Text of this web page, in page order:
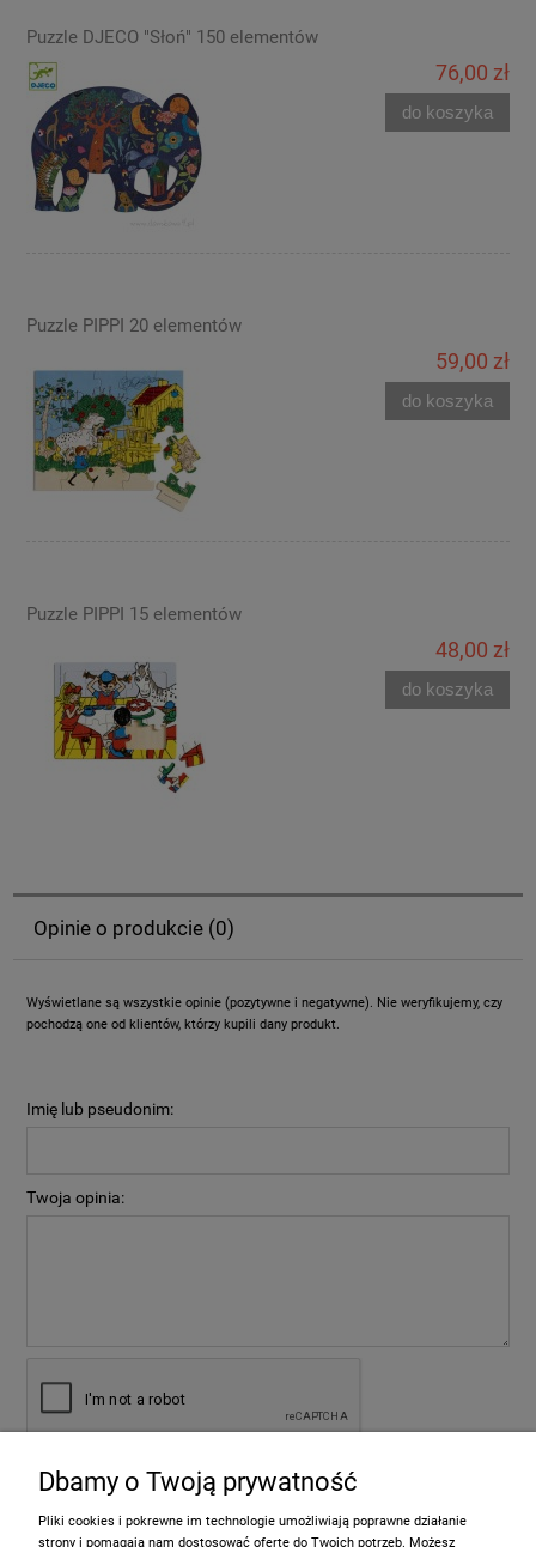
Puzzle DJECO "Słoń" 150 elementów
76,00 zł
do koszyka
Puzzle PIPPI 20 elementów
59,00 zł
do koszyka
Puzzle PIPPI 15 elementów
48,00 zł
do koszyka
Opinie o produkcie (0)
Wyświetlane są wszystkie opinie (pozytywne i negatywne). Nie weryfikujemy, czy
pochodzą one od klientów, którzy kupili dany produkt.
Imię lub pseudonim:
Twoja opinia:
Dbamy o Twoją prywatność
Pliki cookies i pokrewne im technologie umożliwiają poprawne działanie
strony i pomagają nam dostosować ofertę do Twoich potrzeb. Możesz